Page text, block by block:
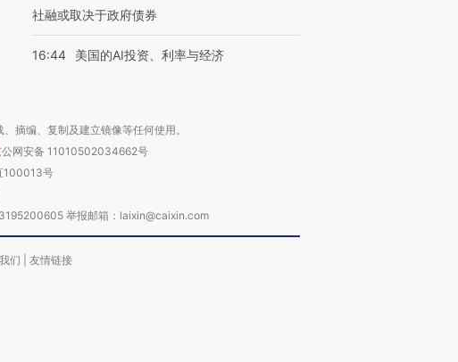
社融或取决于政府债券
16:44 美国的AI投资、利率与经济
摘编、复制及建立镜像等任何使用。
公网安备 11010502034662号
100013号
举报邮箱：laixin@caixin.com
们 友情链接